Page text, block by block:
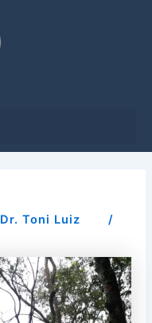
Dr. Toni Luiz
/